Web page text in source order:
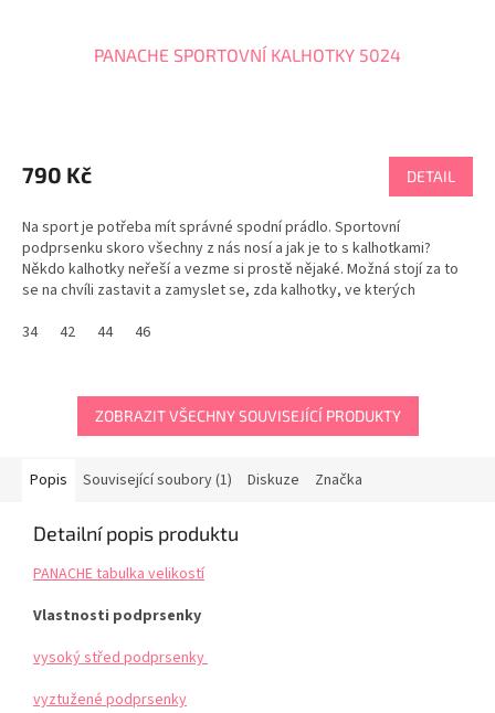
PANACHE SPORTOVNÍ KALHOTKY 5024
produktu
je
z
5
hvězdiček.
790 Kč DETAIL
Na sport je potřeba mít správné spodní prádlo. Sportovní
podprsenku skoro všechny z nás nosí a jak je to s kalhotkami?
Někdo kalhotky neřeší a vezme si prostě nějaké. Možná stojí za to
se na chvíli zastavit a zamyslet se, zda kalhotky, ve kterých
34
42 44 46
ZOBRAZIT VŠECHNY SOUVISEJÍCÍ PRODUKTY
Popis Související soubory (1) Diskuze Značka
Detailní popis produktu
PANACHE tabulka velikostí
Vlastnosti podprsenky
vysoký střed podprsenky
vyztužené podprsenky